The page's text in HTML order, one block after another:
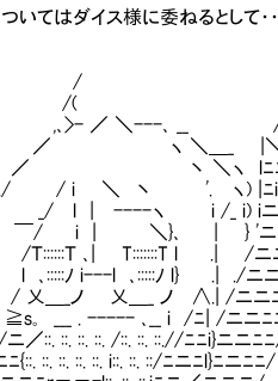
てはダイス様に委ねるとして・・・
-､/
＼---､ __ //
＼＿_ |＼
／ 丶 ＼ヽ lﾆﾆ
丶 '. ヽ) |ﾆiニﾆ
----ヽ i /_ i) iニ＼
￣/ i | ＼}､ | } 'ニニ
Ｔ ､| T:::::::T l .| /ニ
ﾉ i---l ､:::::ﾉ l} .| ./ニ
ノ 乂＿_ ノ ∧.| /ニニ
. ----- ､__ i /ﾆ| /ニニﾆ
::. /::. ::. ::.//ﾆﾆi}ニニﾆﾆ
::. i::. ::. ::/ﾆニﾆl}ﾆニﾆﾆ/